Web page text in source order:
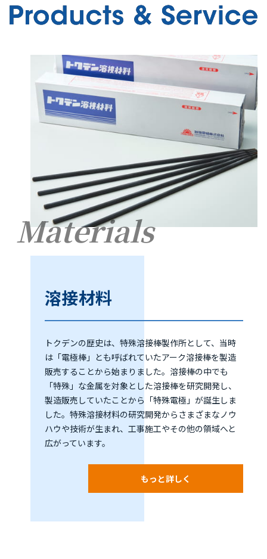
Materials
溶接材料
トクデンの歴史は、特殊溶接棒製作所として、当時
は「電極棒」とも呼ばれていたアーク溶接棒を製造
販売することから始まりました。溶接棒の中でも
「特殊」な金属を対象とした溶接棒を研究開発し、
製造販売していたことから「特殊電極」が誕生しま
した。特殊溶接材料の研究開発からさまざまなノウ
ハウや技術が生まれ、工事施工やその他の領域へと
広がっています。
もっと詳しく